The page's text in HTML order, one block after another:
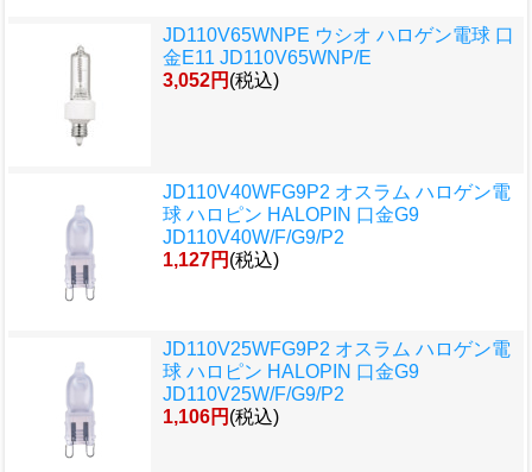
JD110V65WNPE ウシオ ハロゲン電球 口
金E11 JD110V65WNP/E
3,052円 (税込)
JD110V40WFG9P2 オスラム ハロゲン電
球 ハロピン HALOPIN 口金G9
JD110V40W/F/G9/P2
1,127円 (税込)
JD110V25WFG9P2 オスラム ハロゲン電
球 ハロピン HALOPIN 口金G9
JD110V25W/F/G9/P2
1,106円 (税込)